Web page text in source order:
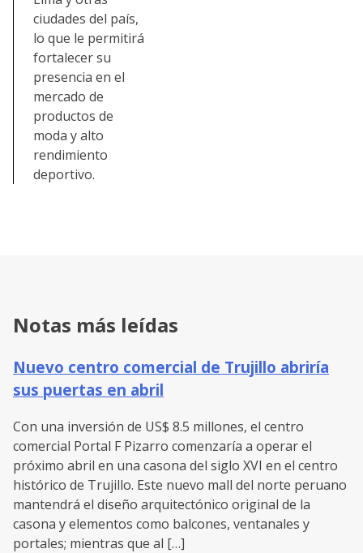
ciudades del país,
lo que le permitirá
fortalecer su
presencia en el
mercado de
productos de
moda y alto
rendimiento
deportivo.
Notas más leídas
Nuevo centro comercial de Trujillo abriría
sus puertas en abril
Con una inversión de US$ 8.5 millones, el centro
comercial Portal F Pizarro comenzaría a operar el
próximo abril en una casona del siglo XVI en el centro
histórico de Trujillo. Este nuevo mall del norte peruano
mantendrá el diseño arquitectónico original de la
casona y elementos como balcones, ventanales y
portales; mientras que al […]